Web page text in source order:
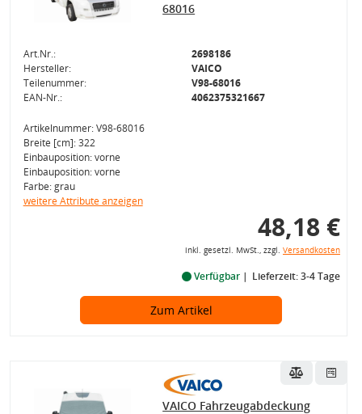
68016
Art.Nr.:
2698186
Hersteller:
VAICO
Teilenummer:
V98-68016
EAN-Nr.:
4062375321667
Artikelnummer: V98-68016
Breite [cm]: 322
Einbauposition: vorne
Einbauposition: vorne
Farbe: grau
weitere Attribute anzeigen
48,18 €
inkl. gesetzl. MwSt., zzgl. Versandkosten
Verfügbar Lieferzeit: 3-4 Tage
Zum Artikel
VAICO Fahrzeugabdeckung